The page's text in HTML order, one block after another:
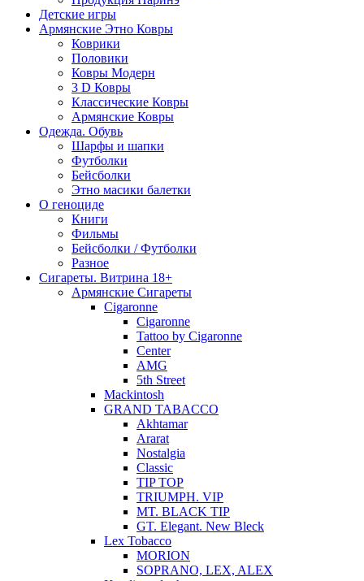
Детские игры
Армянские Этно Ковры
Коврики
Половики
Ковры Модерн
3 D Ковры
Классические Ковры
Армянские Ковры
Одежда. Обувь
Шарфы и шапки
Футболки
Бейсболки
Этно масики балетки
О геноциде
Книги
Фильмы
Бейсболки / Футболки
Разное
Сигареты. Витрина 18+
Армянские Сигареты
Cigaronne
Cigaronne
Tattoo by Cigaronne
Center
AMG
5th Street
Mackintosh
GRAND TABACCO
Akhtamar
Ararat
Nostalgia
Classic
TIP TOP
TRIUMPH. VIP
MT. BLACK TIP
GT. Elegant. New Bleck
Lex Tobacco
MORION
SOPRANO, LEX, ALEX